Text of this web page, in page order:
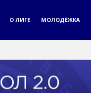
О ЛИГЕ МОЛОДЁЖКА